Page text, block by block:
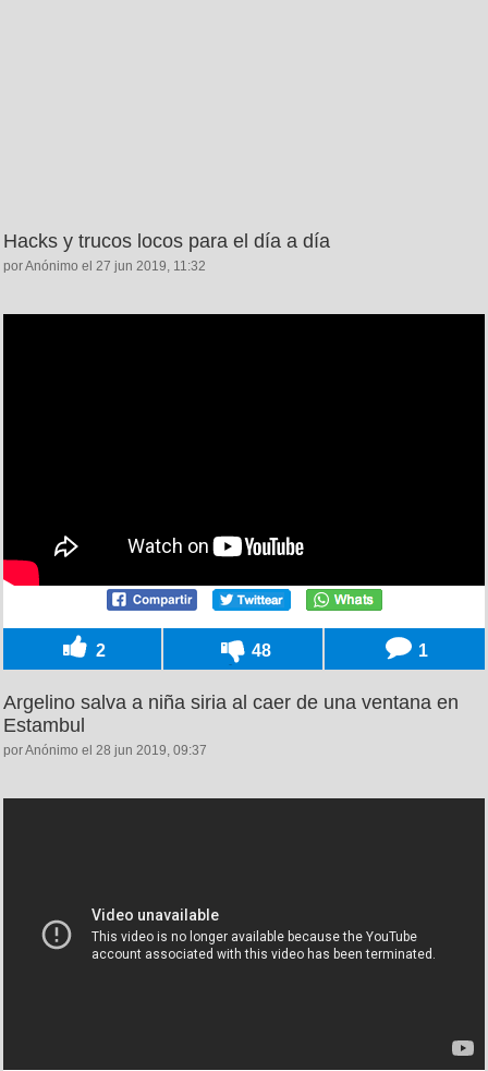
Hacks y trucos locos para el día a día
por Anónimo el 27 jun 2019, 11:32
2 48 1
Argelino salva a niña siria al caer de una ventana en
Estambul
por Anónimo el 28 jun 2019, 09:37